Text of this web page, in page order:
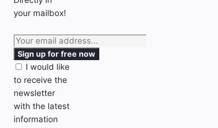
your mailbox!
I would like
to receive the
newsletter
with the latest
information